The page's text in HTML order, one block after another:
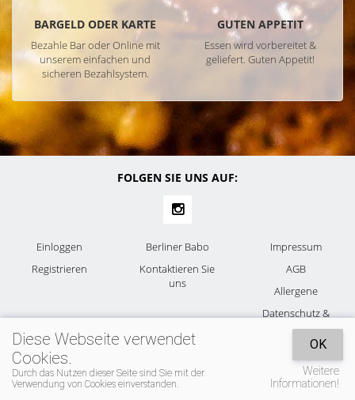
BARGELD ODER KARTE
Bezahle Bar oder Online mit
unserem einfachen und
sicheren Bezahlsystem.
GUTEN APPETIT
Essen wird vorbereitet &
geliefert. Guten Appetit!
FOLGEN SIE UNS AUF:
Einloggen
Registrieren
Berliner Babo
Kontaktieren Sie
uns
Impressum
AGB
Allergene
Datenschutz &
Cookies
Diese Webseite verwendet
Cookies.
Durch das Nutzen dieser Seite sind Sie mit der
Verwendung von Cookies einverstanden.
OK
Weitere
Informationen!